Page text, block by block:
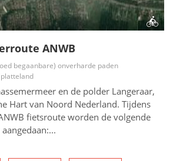
ANWB
begaanbare) onverharde paden
en de polder Langeraar,
Hart van Noord Nederland. Tijdens
fietsroute worden de volgende